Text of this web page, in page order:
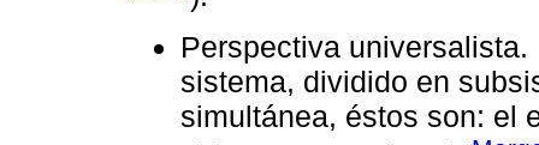
Perspectiva
sistema, dividido en
simultánea, éstos son: el